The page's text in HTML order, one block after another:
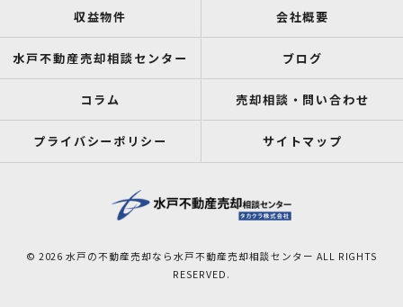
収益物件 会社概要
水戸不動産売却相談センター ブログ
コラム 売却相談・問い合わせ
プライバシーポリシー サイトマップ
© 2026 水戸の不動産売却なら水戸不動産売却相談センター ALL RIGHTS
RESERVED.